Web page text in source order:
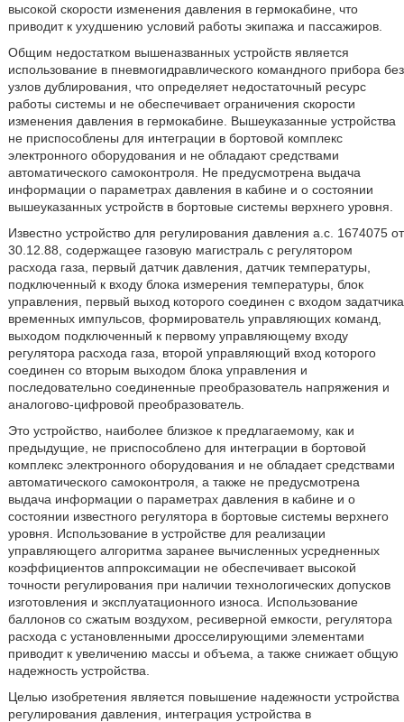
высокой скорости изменения давления в гермокабине, что
приводит к ухудшению условий работы экипажа и пассажиров.
Общим недостатком вышеназванных устройств является
использование в пневмогидравлического командного прибора без
узлов дублирования, что определяет недостаточный ресурс
работы системы и не обеспечивает ограничения скорости
изменения давления в гермокабине. Вышеуказанные устройства
не приспособлены для интеграции в бортовой комплекс
электронного оборудования и не обладают средствами
автоматического самоконтроля. Не предусмотрена выдача
информации о параметрах давления в кабине и о состоянии
вышеуказанных устройств в бортовые системы верхнего уровня.
Известно устройство для регулирования давления а.с. 1674075 от
30.12.88, содержащее газовую магистраль с регулятором
расхода газа, первый датчик давления, датчик температуры,
подключенный к входу блока измерения температуры, блок
управления, первый выход которого соединен с входом задатчика
временных импульсов, формирователь управляющих команд,
выходом подключенный к первому управляющему входу
регулятора расхода газа, второй управляющий вход которого
соединен со вторым выходом блока управления и
последовательно соединенные преобразователь напряжения и
аналогово-цифровой преобразователь.
Это устройство, наиболее близкое к предлагаемому, как и
предыдущие, не приспособлено для интеграции в бортовой
комплекс электронного оборудования и не обладает средствами
автоматического самоконтроля, а также не предусмотрена
выдача информации о параметрах давления в кабине и о
состоянии известного регулятора в бортовые системы верхнего
уровня. Использование в устройстве для реализации
управляющего алгоритма заранее вычисленных усредненных
коэффициентов аппроксимации не обеспечивает высокой
точности регулирования при наличии технологических допусков
изготовления и эксплуатационного износа. Использование
баллонов со сжатым воздухом, ресиверной емкости, регулятора
расхода с установленными дросселирующими элементами
приводит к увеличению массы и объема, а также снижает общую
надежность устройства.
Целью изобретения является повышение надежности устройства
регулирования давления, интеграция устройства в